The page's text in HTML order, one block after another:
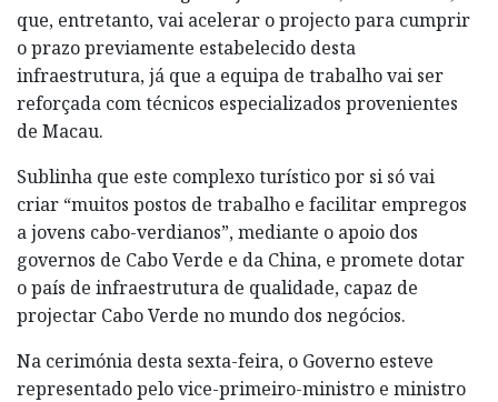
que, entretanto, vai acelerar o projecto para cumprir
o prazo previamente estabelecido desta
infraestrutura, já que a equipa de trabalho vai ser
reforçada com técnicos especializados provenientes
de Macau.
Sublinha que este complexo turístico por si só vai
criar “muitos postos de trabalho e facilitar empregos
a jovens cabo-verdianos”, mediante o apoio dos
governos de Cabo Verde e da China, e promete dotar
o país de infraestrutura de qualidade, capaz de
projectar Cabo Verde no mundo dos negócios.
Na cerimónia desta sexta-feira, o Governo esteve
representado pelo vice-primeiro-ministro e ministro